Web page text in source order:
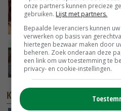
Danique in
tijdens stage’
04-08-2026
POAH!: Fendt
01-08-2026
KENNISPARTNERS
onze partners kunnen precieze
gebruiken. Lijst met partners.
Bepaalde leveranciers kunnen
verwerken op basis van
hiertegen bezwaar maken door
beheren. Zoek onderaan deze
een link om uw toestemming te
privacy- en cookie-instellingen.